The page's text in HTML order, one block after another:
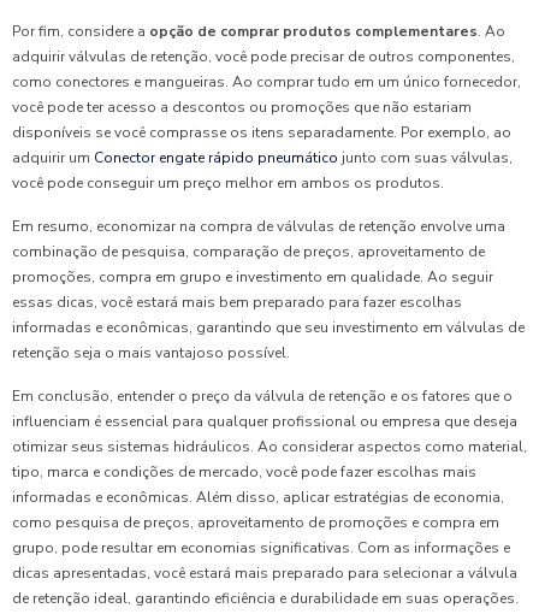
Por fim, considere a opção de comprar produtos complementares. Ao
adquirir válvulas de retenção, você pode precisar de outros componentes,
como conectores e mangueiras. Ao comprar tudo em um único fornecedor,
você pode ter acesso a descontos ou promoções que não estariam
disponíveis se você comprasse os itens separadamente. Por exemplo, ao
adquirir um Conector engate rápido pneumático junto com suas válvulas,
você pode conseguir um preço melhor em ambos os produtos.
Em resumo, economizar na compra de válvulas de retenção envolve uma
combinação de pesquisa, comparação de preços, aproveitamento de
promoções, compra em grupo e investimento em qualidade. Ao seguir
essas dicas, você estará mais bem preparado para fazer escolhas
informadas e econômicas, garantindo que seu investimento em válvulas de
retenção seja o mais vantajoso possível.
Em conclusão, entender o preço da válvula de retenção e os fatores que o
influenciam é essencial para qualquer profissional ou empresa que deseja
otimizar seus sistemas hidráulicos. Ao considerar aspectos como material,
tipo, marca e condições de mercado, você pode fazer escolhas mais
informadas e econômicas. Além disso, aplicar estratégias de economia,
como pesquisa de preços, aproveitamento de promoções e compra em
grupo, pode resultar em economias significativas. Com as informações e
dicas apresentadas, você estará mais preparado para selecionar a válvula
de retenção ideal, garantindo eficiência e durabilidade em suas operações.